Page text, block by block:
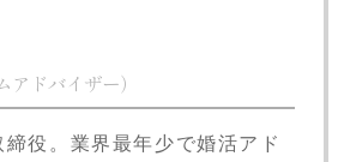
アドバイザー）
役。業界最年少で婚活アド